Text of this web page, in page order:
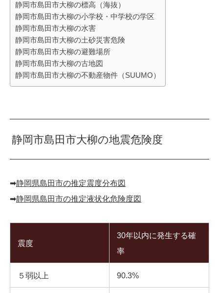
静岡市島田市大柳の標高（海抜）
静岡市島田市大柳の小学校・中学校の学区
静岡市島田市大柳の水害
静岡市島田市大柳の土砂災害危険
静岡市島田市大柳の避難場所
静岡市島田市大柳の古地図
静岡市島田市大柳の不動産物件（SUUMO）
静岡市島田市大柳の地震危険度
➡︎静岡県島田市の推定震度分布図
➡︎静岡県島田市の推定液状化危険度図
震度
30年以内に発生する確
率
５弱以上 90.3%